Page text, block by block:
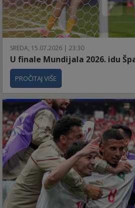
SREDA, 15.07.2026 | 23:30
U finale Mundijala 2026. idu
PROČITAJ VIŠE